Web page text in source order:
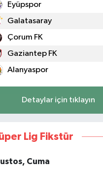
Eyüpspor
Galatasaray
Çorum FK
Gaziantep FK
Alanyaspor
Detaylar için tıklayın
Lig Fikstür
Cuma